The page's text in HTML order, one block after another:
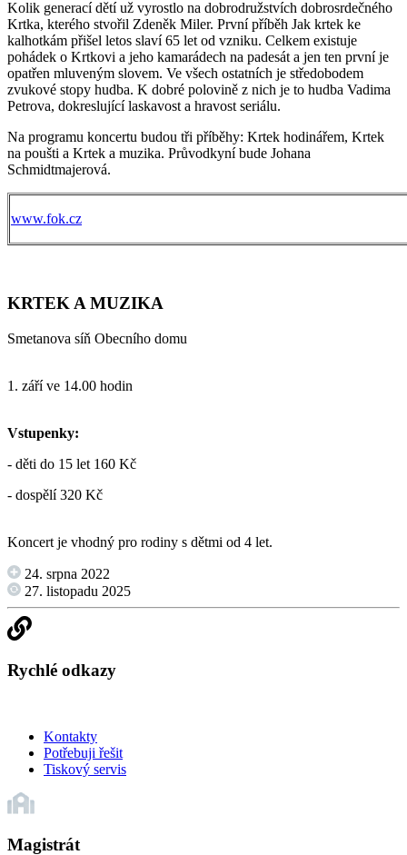
Kolik generací dětí už vyrostlo na dobrodružstvích dobrosrdečného
Krtka, kterého stvořil Zdeněk Miler. První příběh Jak krtek ke
kalhotkám přišel letos slaví 65 let od vzniku. Celkem existuje
pohádek o Krtkovi a jeho kamarádech na padesát a jen ten první je
opatřen mluveným slovem. Ve všech ostatních je středobodem
zvukové stopy hudba. K dobré polovině z nich je to hudba Vadima
Petrova, dokreslující laskavost a hravost seriálu.
Na programu koncertu budou tři příběhy: Krtek hodinářem, Krtek
na poušti a Krtek a muzika. Průvodkyní bude Johana
Schmidtmajerová.
www.fok.cz
KRTEK A MUZIKA
Smetanova síň Obecního domu
1. září ve 14.00 hodin
Vstupenky:
- děti do 15 let 160 Kč
- dospělí 320 Kč
Koncert je vhodný pro rodiny s dětmi od 4 let.
24. srpna 2022
27. listopadu 2025
Rychlé odkazy
Kontakty
Potřebuji řešit
Tiskový servis
Magistrát